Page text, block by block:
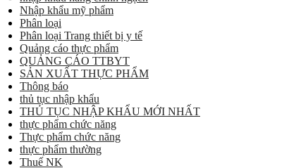
Nhập khẩu mỹ phẩm
Phân loại
Phân loại Trang thiết bị y tế
Quảng cáo thực phẩm
QUẢNG CÁO TTBYT
SẢN XUẤT THỰC PHẨM
Thông báo
thủ tục nhập khẩu
THỦ TỤC NHẬP KHẨU MỚI NHẤT
thực phẩm chức năng
Thực phẩm chức năng
thực phẩm thường
Thuế NK